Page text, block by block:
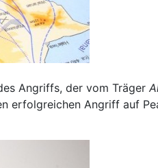
Angriffs, der vom Träger
erfolgreichen Angriff auf